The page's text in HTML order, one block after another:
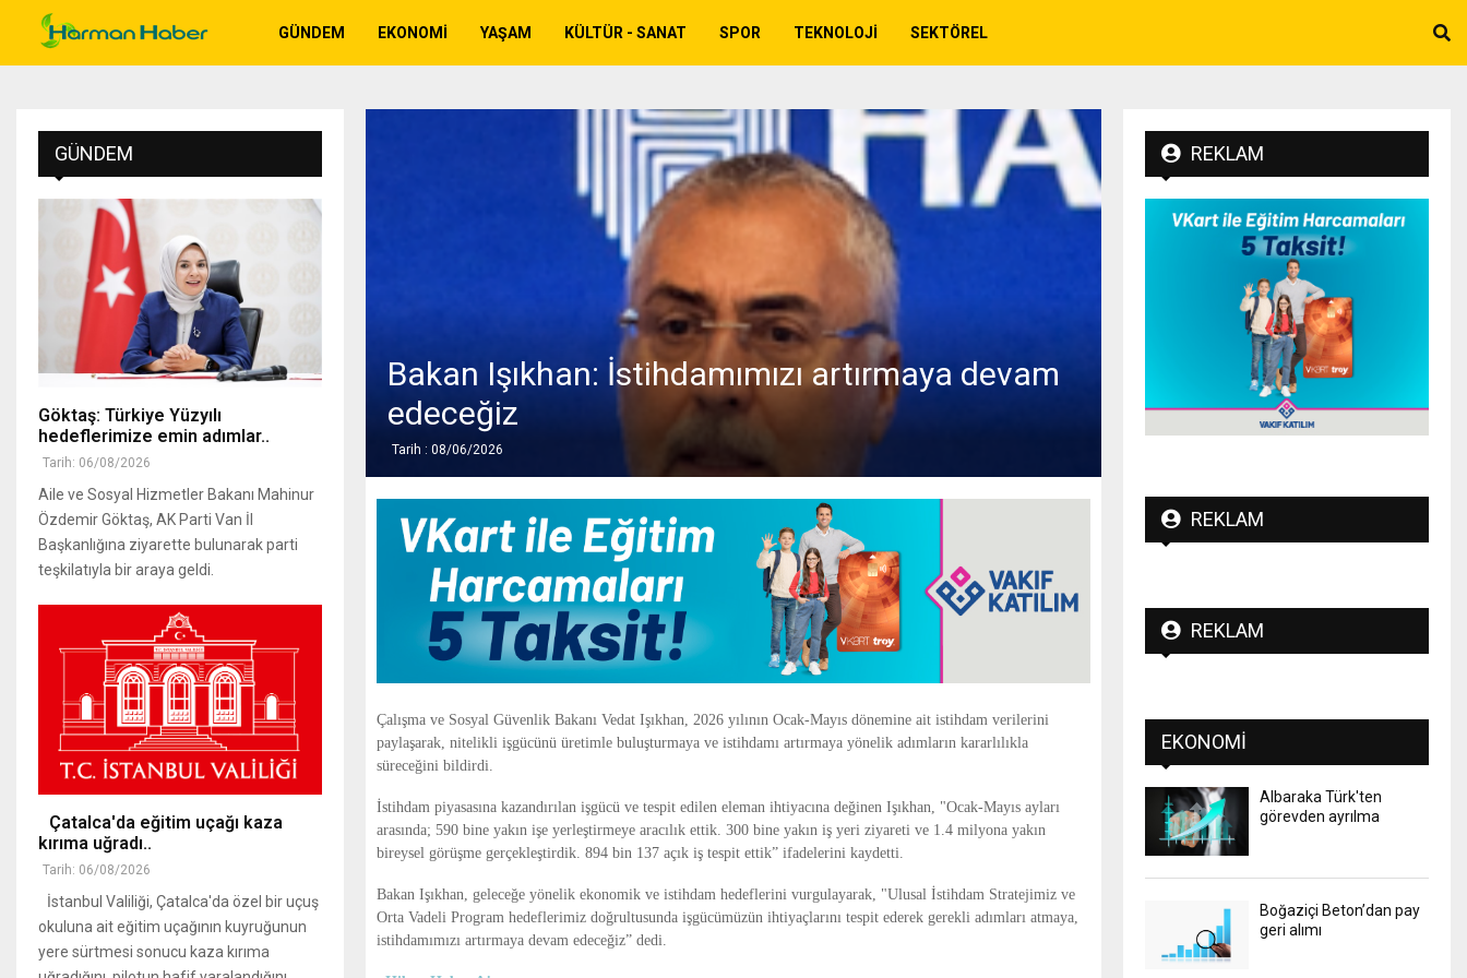
GÜNDEM EKONOMI YAŞAM KÜLTÜR - SANAT SPOR TEKNOLOJI SEKTÖREL
Bakan Işıkhan: İstihdamımızı artırmaya devam
edeceğiz
Tarih : 08/06/2026
Çalışma ve Sosyal Güvenlik Bakanı Vedat Işıkhan, 2026 yılının Ocak-Mayıs dönemine ait istihdam verilerini
paylaşarak, nitelikli işgücünü üretimle buluşturmaya ve istihdamı artırmaya yönelik adımların kararlılıkla
süreceğini bildirdi.
İstihdam piyasasına kazandırılan işgücü ve tespit edilen eleman ihtiyacına değinen Işıkhan, "Ocak-Mayıs ayları
arasında; 590 bine yakın işe yerleştirmeye aracılık ettik. 300 bine yakın iş yeri ziyareti ve 1.4 milyona yakın
bireysel görüşme gerçekleştirdik. 894 bin 137 açık iş tespit ettik” ifadelerini kaydetti.
Bakan Işıkhan, geleceğe yönelik ekonomik ve istihdam hedeflerini vurgulayarak, "Ulusal İstihdam Stratejimiz ve
Orta Vadeli Program hedeflerimiz doğrultusunda işgücümüzün ihtiyaçlarını tespit ederek gerekli adımları atmaya,
istihdamımızı artırmaya devam edeceğiz” dedi.
GÜNDEM
Göktaş: Türkiye Yüzyılı
hedeflerimize emin adımlar..
Tarih: 06/08/2026
Aile ve Sosyal Hizmetler Bakanı Mahinur
Özdemir Göktaş, AK Parti Van İl
Başkanlığına ziyarette bulunarak parti
teşkilatıyla bir araya geldi.
Çatalca'da eğitim uçağı kaza
kırıma uğradı..
Tarih: 06/08/2026
İstanbul Valiliği, Çatalca'da özel bir uçuş
okuluna ait eğitim uçağının kuyruğunun
yere sürtmesi sonucu kaza kırıma
REKLAM
REKLAM
REKLAM
EKONOMI
Albaraka Türk'ten
görevden ayrılma
Boğaziçi Beton’dan pay
geri alımı